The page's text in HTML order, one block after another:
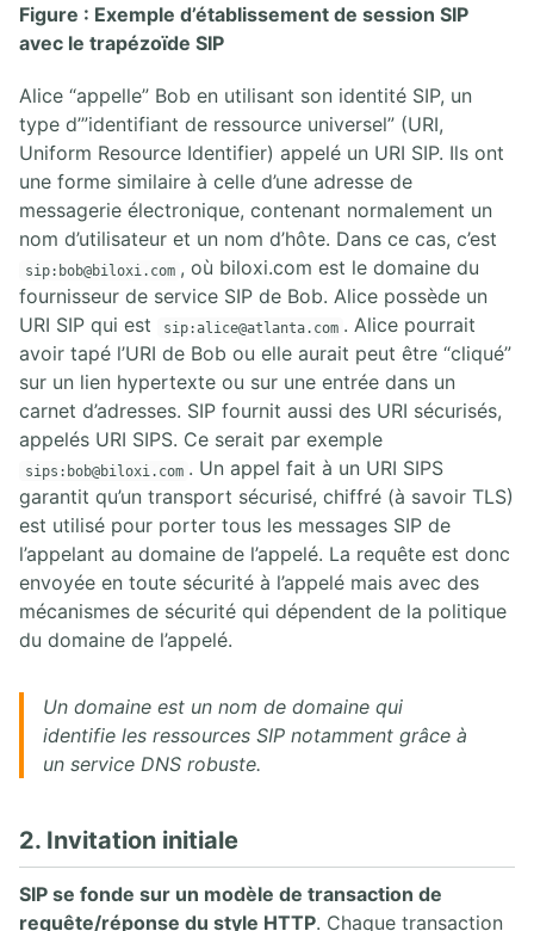
Figure : Exemple d’établissement de session SIP
avec le trapézoïde SIP
Alice “appelle” Bob en utilisant son identité SIP, un
type d’”identifiant de ressource universel” (URI,
Uniform Resource Identifier) appelé un URI SIP. Ils ont
une forme similaire à celle d’une adresse de
messagerie électronique, contenant normalement un
nom d’utilisateur et un nom d’hôte. Dans ce cas, c’est
sip:bob@biloxi.com , où biloxi.com est le domaine du
fournisseur de service SIP de Bob. Alice possède un
URI SIP qui est
sip:alice@atlanta.com . Alice pourrait
avoir tapé l’URI de Bob ou elle aurait peut être “cliqué”
sur un lien hypertexte ou sur une entrée dans un
carnet d’adresses. SIP fournit aussi des URI sécurisés,
appelés URI SIPS. Ce serait par exemple
sips:bob@biloxi.com . Un appel fait à un URI SIPS
garantit qu’un transport sécurisé, chiffré (à savoir TLS)
est utilisé pour porter tous les messages SIP de
l’appelant au domaine de l’appelé. La requête est donc
envoyée en toute sécurité à l’appelé mais avec des
mécanismes de sécurité qui dépendent de la politique
du domaine de l’appelé.
Un domaine est un nom de domaine qui
identifie les ressources SIP notamment grâce à
un service DNS robuste.
2. Invitation initiale
SIP se fonde sur un modèle de transaction de
requête/réponse du style HTTP. Chaque transaction